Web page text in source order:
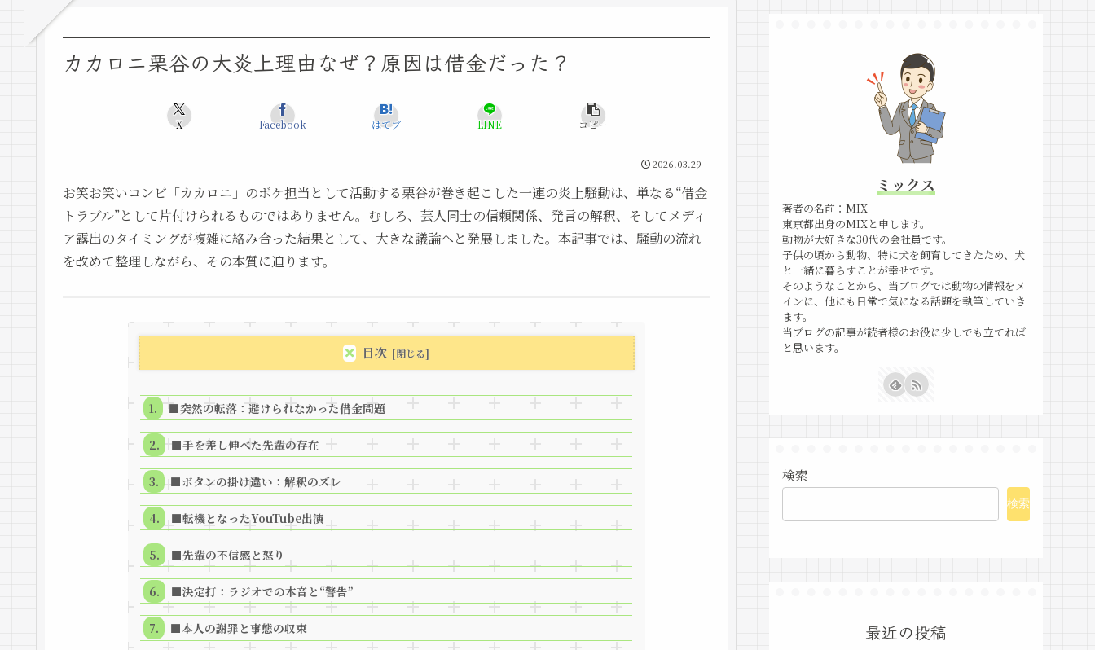
カカロニ栗谷の大炎上理由なぜ？原因は借金だった？
X Facebook はてブ LINE コピー
2026.03.29
お笑お笑いコンビ「カカロニ」のボケ担当として活動する栗谷が巻き起こした一連の炎上騒動は、単なる“借金
トラブル”として片付けられるものではありません。むしろ、芸人同士の信頼関係、発言の解釈、そしてメディ
ア露出のタイミングが複雑に絡み合った結果として、大きな議論へと発展しました。本記事では、騒動の流れ
を改めて整理しながら、その本質に迫ります。
目次
■突然の転落：避けられなかった借金問題
■手を差し伸べた先輩の存在
■ボタンの掛け違い：解釈のズレ
■転機となったYouTube出演
■先輩の不信感と怒り
■決定打：ラジオでの本音と“警告”
■本人の謝罪と事態の収束
ミックス
著者の名前：MIX
東京都出身のMIXと申します。
動物が大好きな30代の会社員です。
子供の頃から動物、特に犬を飼育してきたため、犬
と一緒に暮らすことが幸せです。
そのようなことから、当ブログでは動物の情報をメ
インに、他にも日常で気になる話題を執筆していき
ます。
当ブログの記事が読者様のお役に少しでも立てれば
と思います。
検索
検索
最近の投稿